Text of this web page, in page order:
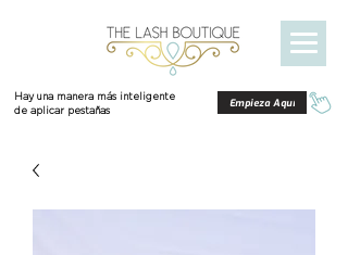
Hay una manera más inteligente
de aplicar pestañas
Empieza Aquí